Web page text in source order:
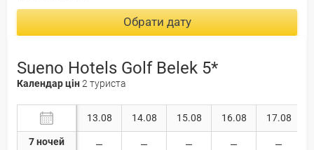
Обрати дату
Sueno Hotels Golf Belek 5*
Календар цін2 туриста
7 ночей
13.08 14.08 15.08 16.08 17.08